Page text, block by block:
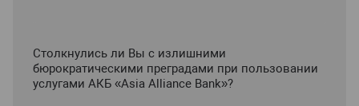
Столкнулись ли Вы с излишними
бюрократическими преградами при пользовании
услугами АКБ «Asia Alliance Bank»?